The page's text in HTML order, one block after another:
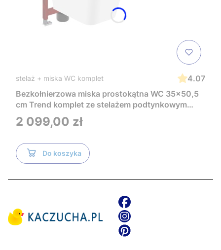
stelaż + miska WC komplet
4.07
Bezkołnierzowa miska prostokątna WC 35x50,5
cm Trend komplet ze stelażem podtynkowym
Tece i czarnym przyciskiem TeceNow
TR2216+Tece
Cena
2 099,00 zł
Do koszyka